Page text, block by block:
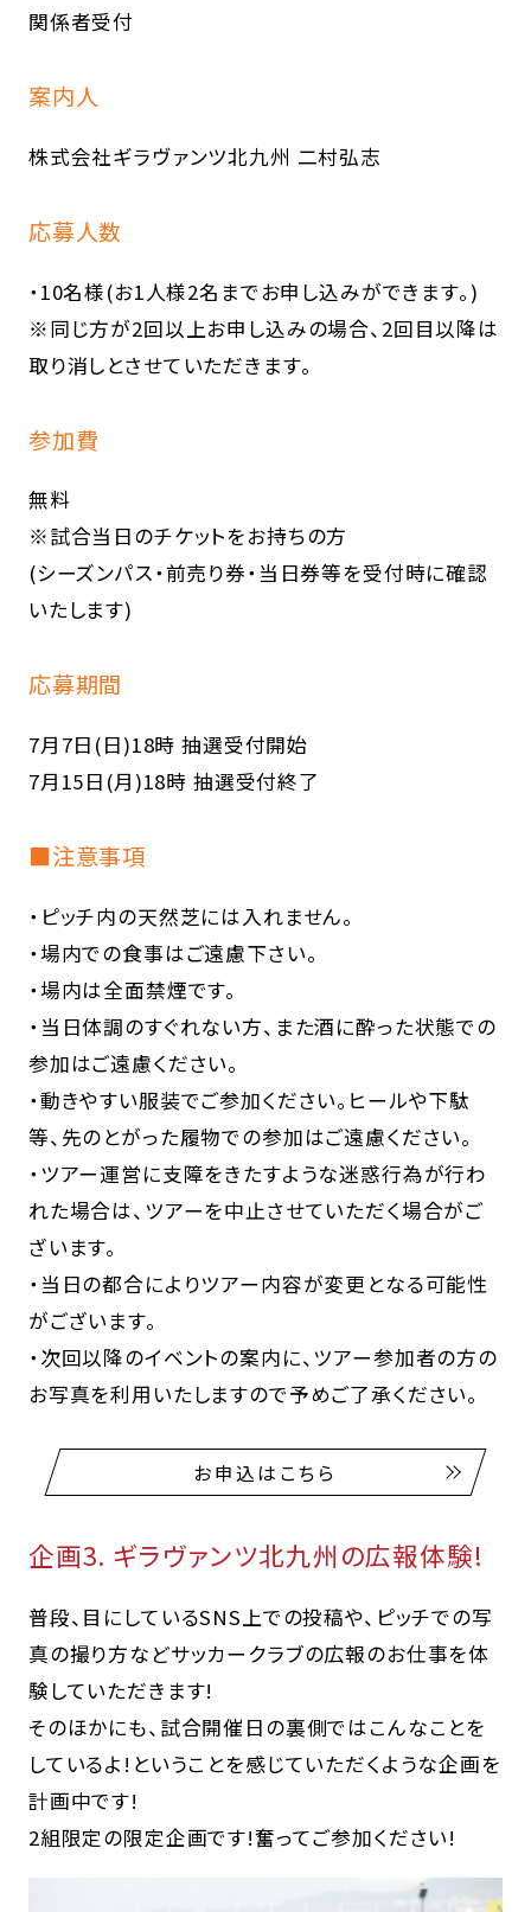
関係者受付
案内人
株式会社ギラヴァンツ北九州 二村弘志
応募人数
・10名様(お1人様2名までお申し込みができます。)
※同じ方が2回以上お申し込みの場合、2回目以降は
取り消しとさせていただきます。
参加費
無料
※試合当日のチケットをお持ちの方
(シーズンパス・前売り券・当日券等を受付時に確認
いたします)
応募期間
7月7日(日)18時 抽選受付開始
7月15日(月)18時 抽選受付終了
■注意事項
・ピッチ内の天然芝には入れません。
・場内での食事はご遠慮下さい。
・場内は全面禁煙です。
・当日体調のすぐれない方、また酒に酔った状態での
参加はご遠慮ください。
・動きやすい服装でご参加ください。ヒールや下駄
等、先のとがった履物での参加はご遠慮ください。
・ツアー運営に支障をきたすような迷惑行為が行わ
れた場合は、ツアーを中止させていただく場合がご
ざいます。
・当日の都合によりツアー内容が変更となる可能性
がございます。
・次回以降のイベントの案内に、ツアー参加者の方の
お写真を利用いたしますので予めご了承ください。
お申込はこちら
企画3. ギラヴァンツ北九州の広報体験!
普段、目にしているSNS上での投稿や、ピッチでの写
真の撮り方などサッカークラブの広報のお仕事を体
験していただきます!
そのほかにも、試合開催日の裏側ではこんなことを
しているよ!ということを感じていただくような企画を
計画中です!
2組限定の限定企画です!奮ってご参加ください!